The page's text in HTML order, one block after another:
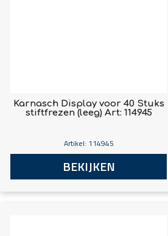
Karnasch Display voor 40 Stuks
stiftfrezen (leeg) Art: 114945
Artikel: 114945
BEKIJKEN